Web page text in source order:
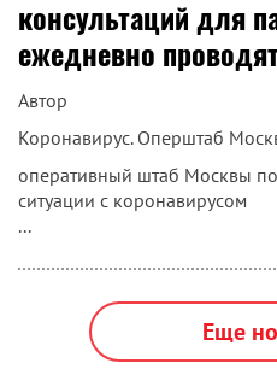
консультаций для
ежедневно
Автор
Коронавирус. Оперштаб
оперативный штаб Москвы
ситуации с коронавирусом
...
Еще